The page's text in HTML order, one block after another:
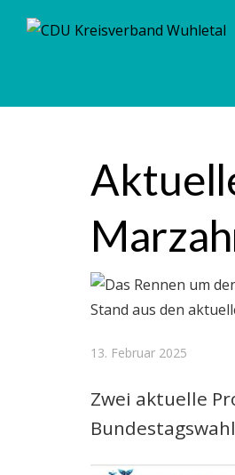
13. Februar 2025
Zwei aktuelle